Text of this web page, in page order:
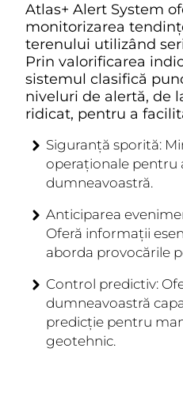
Atlas+ Alert System
monitorizarea
terenului utilizând
Prin valorificarea
sistemul clasifică
niveluri de alertă, de
ridicat, pentru a
Siguranță sporită:
operaționale pentru
dumneavoastră.
Anticiparea
Oferă informații
aborda provocările
Control predictiv:
dumneavoastră
predicție pentru
geotehnic.